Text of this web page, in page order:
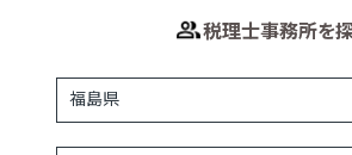
税理士事務所を